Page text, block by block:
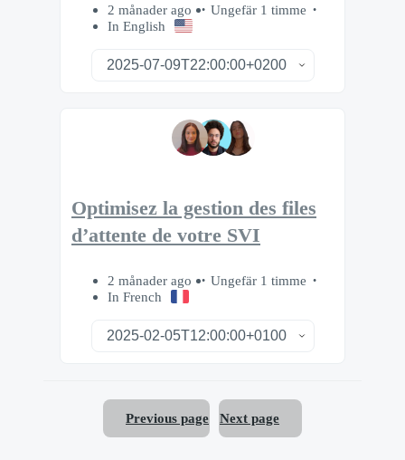
2 månader ago
Ungefär 1 timme
In English
Optimisez la gestion des files
d’attente de votre SVI
2 månader ago
Ungefär 1 timme
In French
Previous page Next page